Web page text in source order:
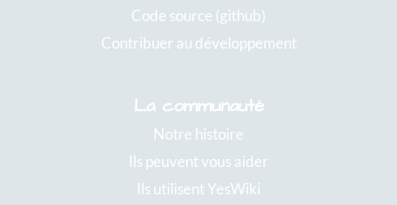
Code source (github)
Contribuer au développement
La communauté
Notre histoire
Ils peuvent vous aider
Ils utilisent YesWiki